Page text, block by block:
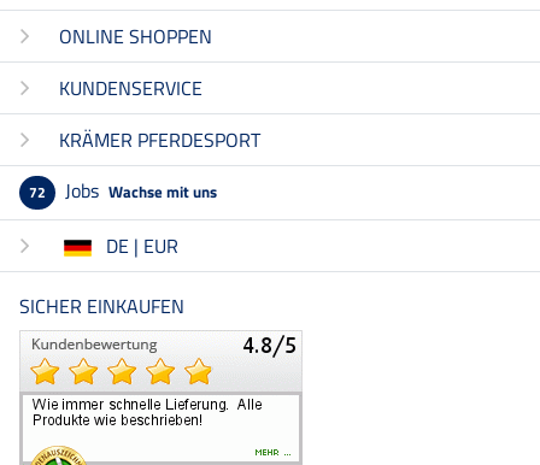
ONLINE SHOPPEN
KUNDENSERVICE
KRÄMER PFERDESPORT
72 Jobs Wachse mit uns
DE | EUR
SICHER EINKAUFEN